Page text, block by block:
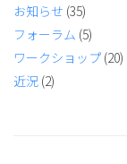
お知らせ (35)
フォーラム (5)
ワークショップ (20)
近況 (2)